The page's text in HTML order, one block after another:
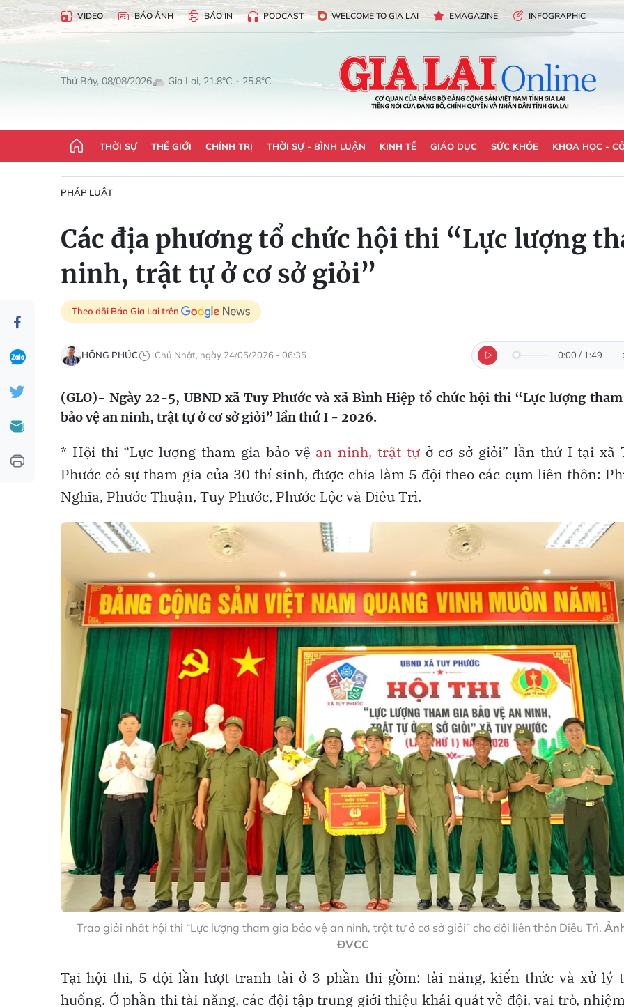
VIDEO BÁO ẢNH BÁO IN PODCAST WELCOME TO GIA LAI EMAGAZINE INFOGRAPHIC
Thứ Bảy, 08/08/2026 Gia Lai, 21.8°C - 25.8°C
THỜI SỰ THẾ GIỚI CHÍNH TRỊ THỜI SỰ - BÌNH LUẬN KINH TẾ GIÁO DỤC SỨC KHỎE KHOA HỌC -
PHÁP LUẬT
Các địa phương tổ chức hội thi “Lực lượng
ninh, trật tự ở cơ sở giỏi”
Theo dõi Báo Gia Lai trên
HỒNG PHÚC Chủ Nhật, ngày 24/05/2026 - 06:35 0:00 / 1:49
(GLO)- Ngày 22-5, UBND xã Tuy Phước và xã Bình Hiệp tổ chức hội thi “Lực lượng
bảo vệ an ninh, trật tự ở cơ sở giỏi” lần thứ I - 2026.
* Hội thi “Lực lượng tham gia bảo vệ an ninh, trật tựở cơ sở giỏi” lần thứ I tại xã
Phước có sự tham gia của 30 thí sinh, được chia làm 5 đội theo các cụm liên thôn:
Nghĩa, Phước Thuận, Tuy Phước, Phước Lộc và Diêu Trì.
Trao giải nhất hội thi “Lực lượng tham gia bảo vệ an ninh, trật tự ở cơ sở giỏi” cho đội liên thôn Diêu Trì.
ĐVCC
Tại hội thi, 5 đội lần lượt tranh tài ở 3 phần thi gồm: tài năng, kiến thức và xử lý
huống. Ở phần thi tài năng, các đội tập trung giới thiệu khái quát về đội, vai trò,